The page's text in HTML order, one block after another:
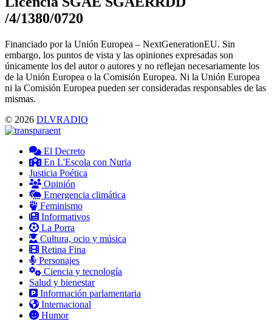
/4/1380/0720
Financiado por la Unión Europea – NextGenerationEU. Sin
embargo, los puntos de vista y las opiniones expresadas son
únicamente los del autor o autores y no reflejan necesariamente los
de la Unión Europea o la Comisión Europea. Ni la Unión Europea
ni la Comisión Europea pueden ser consideradas responsables de las
mismas.
© 2026 DLVRADIO
El Decreto
En L'Escola con Nuria
Justicia Poética
Opinión
Emergencia climática
Feminismo
Informativos
La Porra
Cultura, ocio y música
Retina Fina
Personajes
Ciencia y tecnología
Salud y bienestar
Información parlamentaria
Internacional
Humor